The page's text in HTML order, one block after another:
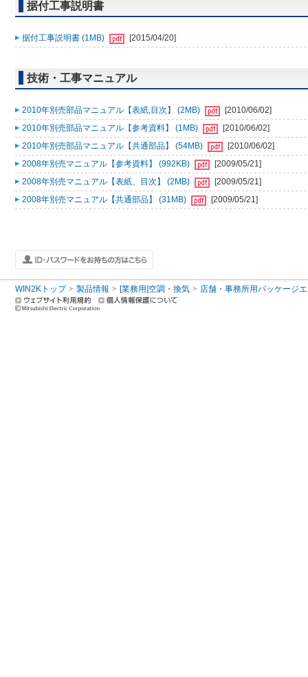
据付工事説明書
据付工事説明書 (1MB) [2015/04/20]
技術・工事マニュアル
2010年別売部品マニュアル【表紙,目次】 (2MB)
[2010/06/02]
2010年別売部品マニュアル【参考資料】 (1MB)
[2010/06/02]
2010年別売部品マニュアル【共通部品】 (54MB)
[2010/06/02]
2008年別売マニュアル【参考資料】 (992KB)
[2009/05/21]
2008年別売マニュアル【表紙、目次】 (2MB)
[2009/05/21]
2008年別売マニュアル【共通部品】 (31MB)
[2009/05/21]
WIN2Kトップ 製品情報 [業務用]空調・換気 店舗・事務所用パッケージ